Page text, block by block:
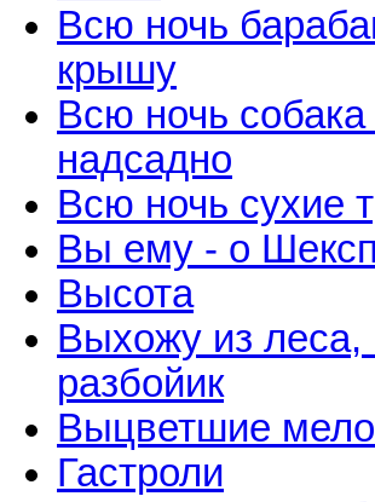
Всю ночь
крышу
Всю ночь
надсадно
Всю ночь сухие
Вы ему - о
Высота
Выхожу из леса,
разбойик
Выцветшие
Гастроли